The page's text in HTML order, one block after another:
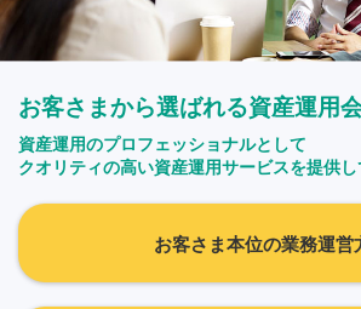
お客さまから選ばれる資産運用
資産運用のプロフェッショナルとして
クオリティの高い資産運用サービスを提供し
お客さま本位の業務運営